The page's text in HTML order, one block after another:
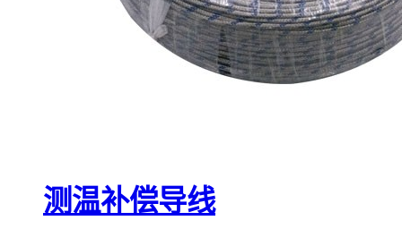
测温补偿导线